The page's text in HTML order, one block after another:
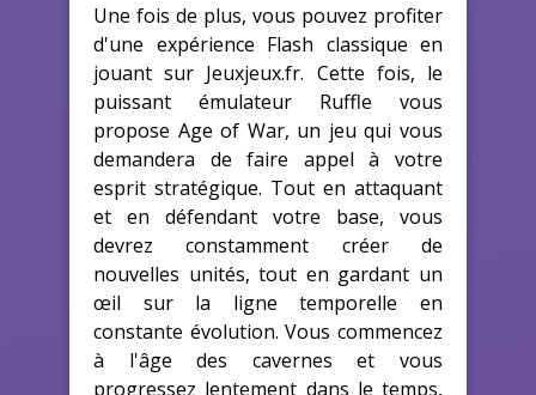
Une fois de plus, vous pouvez profiter
d'une expérience Flash classique en
jouant sur Jeuxjeux.fr. Cette fois, le
puissant émulateur Ruffle vous
propose Age of War, un jeu qui vous
demandera de faire appel à votre
esprit stratégique. Tout en attaquant
et en défendant votre base, vous
devrez constamment créer de
nouvelles unités, tout en gardant un
œil sur la ligne temporelle en
constante évolution. Vous commencez
à l'âge des cavernes et vous
progressez lentement dans le temps,